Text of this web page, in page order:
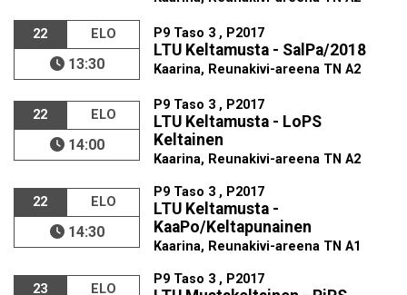
22 ELO
13:30
P9 Taso 3 , P2017
LTU Keltamusta - SalPa/2018
Kaarina, Reunakivi-areena TN A2
22 ELO
14:00
P9 Taso 3 , P2017
LTU Keltamusta - LoPS
Keltainen
Kaarina, Reunakivi-areena TN A2
22 ELO
14:30
P9 Taso 3 , P2017
LTU Keltamusta -
KaaPo/Keltapunainen
Kaarina, Reunakivi-areena TN A1
23 ELO
P9 Taso 3 , P2017